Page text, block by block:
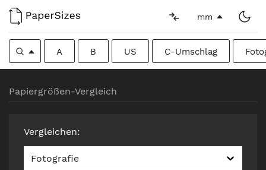
mm
A B US C-Umschlag
Papiergrößen-Vergleich
Vergleichen:
Fotografie